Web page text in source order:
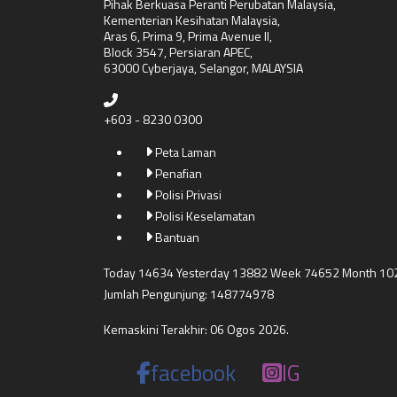
Pihak Berkuasa Peranti Perubatan Malaysia,
Kementerian Kesihatan Malaysia,
Aras 6, Prima 9, Prima Avenue II,
Block 3547, Persiaran APEC,
63000 Cyberjaya, Selangor, MALAYSIA
+603 - 8230 0300
Peta Laman
Penafian
Polisi Privasi
Polisi Keselamatan
Bantuan
Today 14634 Yesterday 13882 Week 74652 Month
Jumlah Pengunjung: 148774978
Kemaskini Terakhir: 06 Ogos 2026.
facebook IG